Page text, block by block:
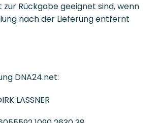
zur Rückgabe geeignet sind, wenn
nach der Lieferung entfernt
DNA24.net:
LASSNER